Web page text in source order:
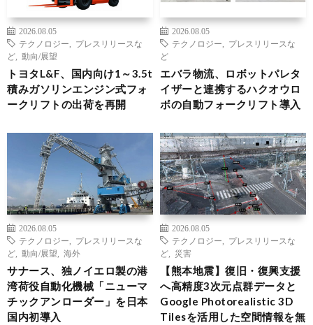
2026.08.05
テクノロジー
プレスリリースな
ど
動向/展望
トヨタL&F、国内向け1～3.5t
積みガソリンエンジン式フォ
ークリフトの出荷を再開
2026.08.05
テクノロジー
プレスリリースな
ど
エバラ物流、ロボットパレタ
イザーと連携するハクオウロ
ボの自動フォークリフト導入
2026.08.05
テクノロジー
プレスリリースな
ど
動向/展望 海外
サナース、独ノイエロ製の港
湾荷役自動化機械「ニューマ
チックアンローダー」を日本
国内初導入
2026.08.05
テクノロジー
プレスリリースな
ど
災害
【熊本地震】復旧・復興支援
へ高精度3次元点群データと
Google Photorealistic 3D
Tilesを活用した空間情報を無